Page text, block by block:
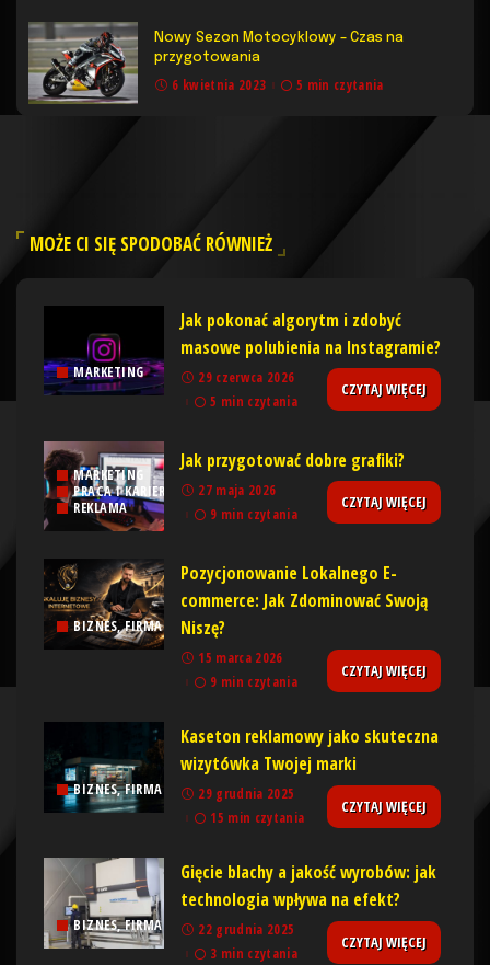
Nowy Sezon Motocyklowy – Czas na
przygotowania
6 kwietnia 2023 5 min czytania
MOŻE CI SIĘ SPODOBAĆ RÓWNIEŻ
MARKETING
Jak pokonać algorytm i zdobyć
masowe polubienia na Instagramie?
29 czerwca 2026
5 min czytania
CZYTAJ WIĘCEJ
MARKETING
PRACA I KARIERA
REKLAMA
Jak przygotować dobre grafiki?
27 maja 2026
9 min czytania
CZYTAJ WIĘCEJ
BIZNES, FIRMA
Pozycjonowanie Lokalnego E-
commerce: Jak Zdominować Swoją
Niszę?
15 marca 2026
9 min czytania
CZYTAJ WIĘCEJ
BIZNES, FIRMA
Kaseton reklamowy jako skuteczna
wizytówka Twojej marki
29 grudnia 2025
15 min czytania
CZYTAJ WIĘCEJ
BIZNES, FIRMA
Gięcie blachy a jakość wyrobów: jak
technologia wpływa na efekt?
22 grudnia 2025
3 min czytania
CZYTAJ WIĘCEJ